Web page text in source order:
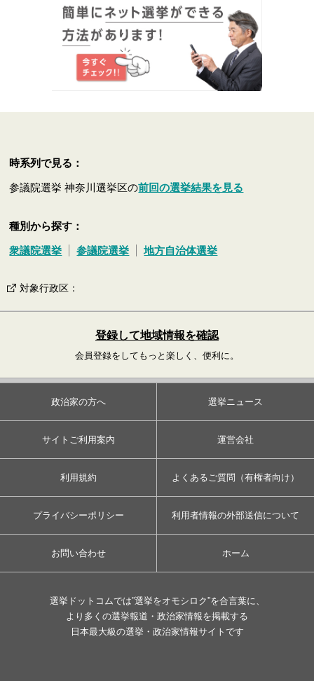
時系列で見る：
参議院選挙 神奈川選挙区の前回の選挙結果を見る
種別から探す：
衆議院選挙 参議院選挙 地方自治体選挙
対象行政区 ：
登録して地域情報を確認
会員登録をしてもっと楽しく、便利に。
政治家の方へ 選挙ニュース
サイトご利用案内 運営会社
利用規約 よくあるご質問（有権者向け）
プライバシーポリシー 利用者情報の外部送信について
お問い合わせ ホーム
選挙ドットコムでは”選挙をオモシロク”を合言葉に、
より多くの選挙報道・政治家情報を掲載する
日本最大級の選挙・政治家情報サイトです